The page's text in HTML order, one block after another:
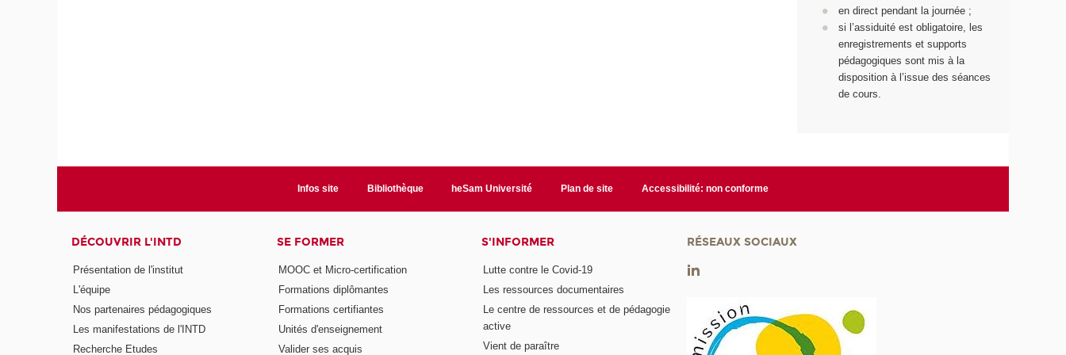
en direct pendant la journée ;
si l’assiduité est obligatoire, les
enregistrements et supports
pédagogiques sont mis à la
disposition à l’issue des séances
de cours.
Infos site Bibliothèque heSam Université Plan de site Accessibilité: non conforme
DÉCOUVRIR L'INTD
Présentation de l'institut
L'équipe
Nos partenaires pédagogiques
Les manifestations de l'INTD
Recherche Etudes
SE FORMER
MOOC et Micro-certification
Formations diplômantes
Formations certifiantes
Unités d'enseignement
Valider ses acquis
S'INFORMER
Lutte contre le Covid-19
Les ressources documentaires
Le centre de ressources et de pédagogie
active
Vient de paraître
RÉSEAUX SOCIAUX